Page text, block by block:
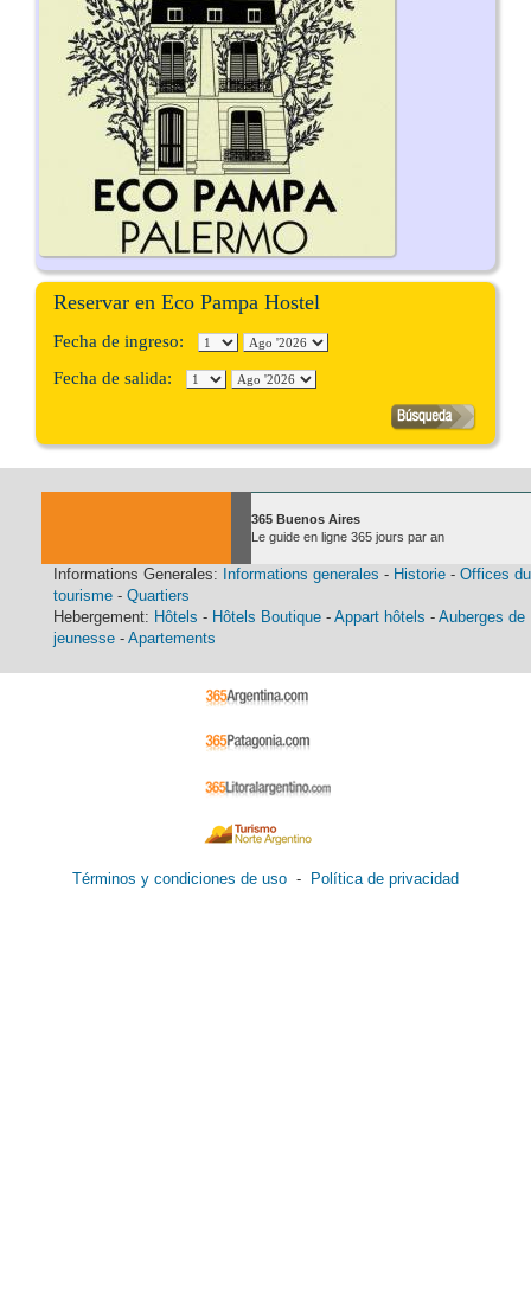
Reservar en Eco Pampa Hostel
Fecha de ingreso:
Fecha de salida:
365 Buenos Aires
Le guide en ligne 365 jours par an
Informations Generales: Informations generales - Historie - Offices du
tourisme - Quartiers
Hebergement: Hôtels - Hôtels Boutique - Appart hôtels - Auberges de
jeunesse - Apartements
Términos y condiciones de uso - Política de privacidad